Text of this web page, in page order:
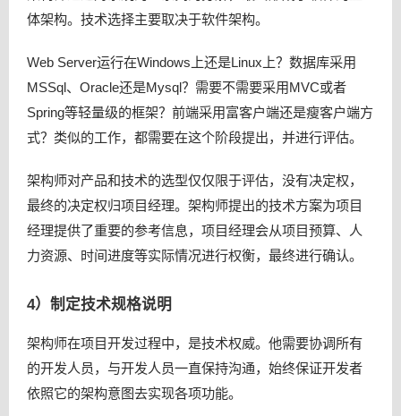
体架构。技术选择主要取决于软件架构。
Web Server运行在Windows上还是Linux上？数据库采用
MSSql、Oracle还是Mysql？需要不需要采用MVC或者
Spring等轻量级的框架？前端采用富客户端还是瘦客户端方
式？类似的工作，都需要在这个阶段提出，并进行评估。
架构师对产品和技术的选型仅仅限于评估，没有决定权，
最终的决定权归项目经理。架构师提出的技术方案为项目
经理提供了重要的参考信息，项目经理会从项目预算、人
力资源、时间进度等实际情况进行权衡，最终进行确认。
4）制定技术规格说明
架构师在项目开发过程中，是技术权威。他需要协调所有
的开发人员，与开发人员一直保持沟通，始终保证开发者
依照它的架构意图去实现各项功能。